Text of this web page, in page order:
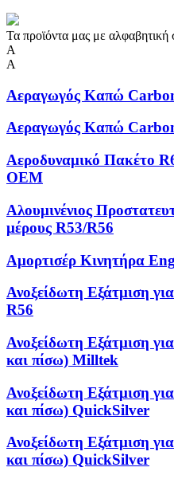
Τα προϊόντα μας με αλφαβητική
Α
Α
Αεραγωγός Καπώ
Αεραγωγός Καπώ
Αεροδυναμικό Πακέτο
OEM
Αλουμινένιος
μέρους R53/R56
Αμορτισέρ Κινητήρα
Ανοξείδωτη Eξάτμιση
R56
Ανοξείδωτη Εξάτμιση
και πίσω) Milltek
Ανοξείδωτη Εξάτμιση
και πίσω) QuickSilver
Ανοξείδωτη Εξάτμιση
και πίσω) QuickSilver